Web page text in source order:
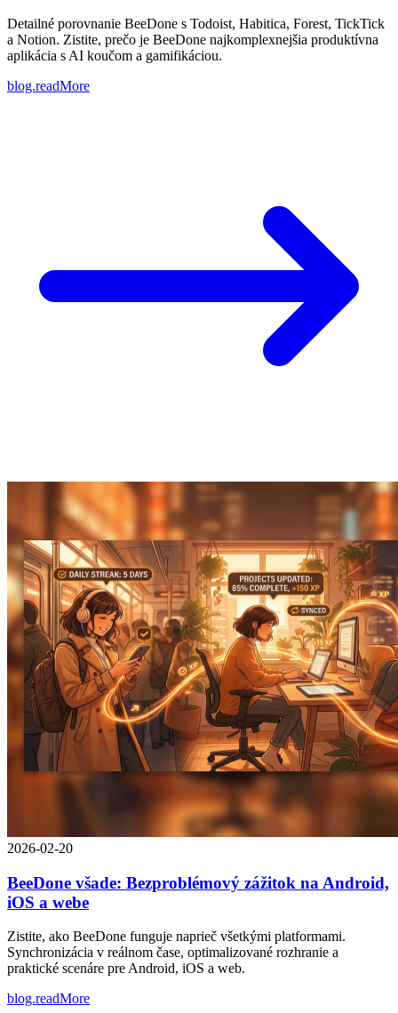
Detailné porovnanie BeeDone s Todoist, Habitica, Forest, TickTick
a Notion. Zistite, prečo je BeeDone najkomplexnejšia produktívna
aplikácia s AI koučom a gamifikáciou.
blog.readMore
2026-02-20
BeeDone všade: Bezproblémový zážitok na Android,
iOS a webe
Zistite, ako BeeDone funguje naprieč všetkými platformami.
Synchronizácia v reálnom čase, optimalizované rozhranie a
praktické scenáre pre Android, iOS a web.
blog.readMore